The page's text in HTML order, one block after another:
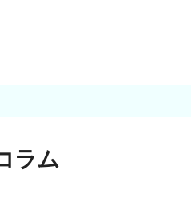
ラム